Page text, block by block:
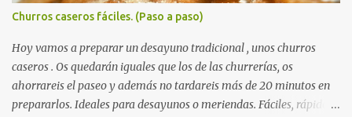
finalmente la levadura. Mezclamos todo bien hasta formar una
pasta homogénea y sin grumos de color cacao. Preparamos el
molde, untándolo con una pizca de mantequilla y enharinando un
poco para que no se nos pegue el...
Churros caseros fáciles. (Paso a paso)
Hoy vamos a preparar un desayuno tradicional , unos churros
caseros . Os quedarán iguales que los de las churrerías, os
ahorrareis el paseo y además no tardareis más de 20 minutos en
prepararlos. Ideales para desayunos o meriendas. Fáciles, rápidos,